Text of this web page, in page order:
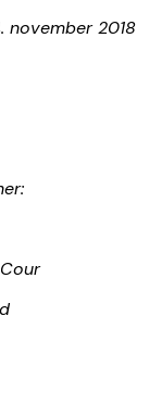
november 2018